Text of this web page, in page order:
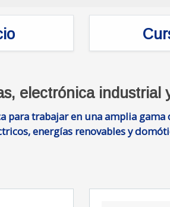
electrónica industrial
trabajar en una amplia
energías renovables y